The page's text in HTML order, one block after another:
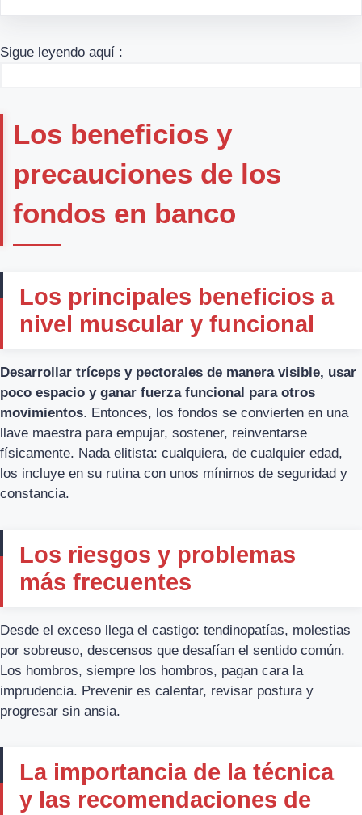
Sigue leyendo aquí :
Los beneficios y
precauciones de los
fondos en banco
Los principales beneficios a
nivel muscular y funcional
Desarrollar tríceps y pectorales de manera visible, usar
poco espacio y ganar fuerza funcional para otros
movimientos. Entonces, los fondos se convierten en una
llave maestra para empujar, sostener, reinventarse
físicamente. Nada elitista: cualquiera, de cualquier edad,
los incluye en su rutina con unos mínimos de seguridad y
constancia.
Los riesgos y problemas
más frecuentes
Desde el exceso llega el castigo: tendinopatías, molestias
por sobreuso, descensos que desafían el sentido común.
Los hombros, siempre los hombros, pagan cara la
imprudencia. Prevenir es calentar, revisar postura y
progresar sin ansia.
La importancia de la técnica
y las recomendaciones de